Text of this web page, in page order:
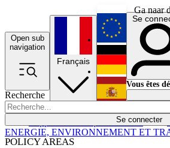
Ga naar
Open sub
navigation
Recherche
Se connecter
POLICY AREAS
Économie
Français
English
Deutsch
Español
Se
Vous êtes
ENERGIE, ENVIRONNEMENT ET